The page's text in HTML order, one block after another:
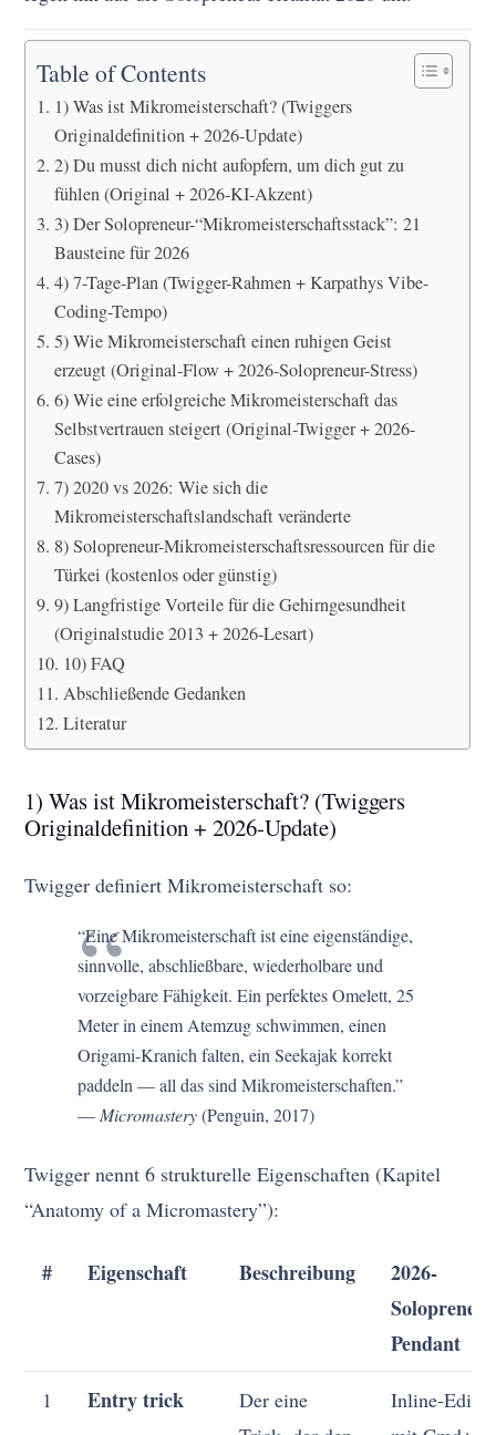
Table of Contents
1) Was ist Mikromeisterschaft? (Twiggers
Originaldefinition + 2026-Update)
2) Du musst dich nicht aufopfern, um dich gut zu
fühlen (Original + 2026-KI-Akzent)
3) Der Solopreneur-“Mikromeisterschaftsstack”: 21
Bausteine für 2026
4) 7-Tage-Plan (Twigger-Rahmen + Karpathys Vibe-
Coding-Tempo)
5) Wie Mikromeisterschaft einen ruhigen Geist
erzeugt (Original-Flow + 2026-Solopreneur-Stress)
6) Wie eine erfolgreiche Mikromeisterschaft das
Selbstvertrauen steigert (Original-Twigger + 2026-
Cases)
7) 2020 vs 2026: Wie sich die
Mikromeisterschaftslandschaft veränderte
8) Solopreneur-Mikromeisterschaftsressourcen für die
Türkei (kostenlos oder günstig)
9) Langfristige Vorteile für die Gehirngesundheit
(Originalstudie 2013 + 2026-Lesart)
10) FAQ
Abschließende Gedanken
Literatur
1) Was ist Mikromeisterschaft? (Twiggers
Originaldefinition + 2026-Update)
Twigger definiert Mikromeisterschaft so:
“Eine Mikromeisterschaft ist eine eigenständige,
sinnvolle, abschließbare, wiederholbare und
vorzeigbare Fähigkeit. Ein perfektes Omelett, 25
Meter in einem Atemzug schwimmen, einen
Origami-Kranich falten, ein Seekajak korrekt
paddeln — all das sind Mikromeisterschaften.”
— Micromastery(Penguin, 2017)
Twigger nennt 6 strukturelle Eigenschaften (Kapitel
“Anatomy of a Micromastery”):
# Eigenschaft Beschreibung
2026-
Pendant
1 Entry trick
Der eine
Inline-Edit